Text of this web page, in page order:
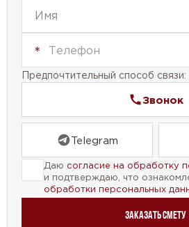
осуществить мечту о
жилье.
Предпочтительный способ связи:
Звонок
Telegram
Даю согласие на обработку
и подтверждаю, что
обработки персональных
Заказать смету